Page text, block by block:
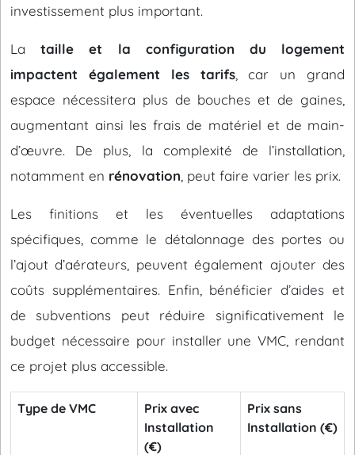
investissement plus important.
Lataille et la configuration du logement
impactent également les tarifs, car un grand
espace nécessitera plus de bouches et de gaines,
augmentant ainsi les frais de matériel et de main-
d’œuvre. De plus, la complexité de l’installation,
notamment en rénovation , peut faire varier les prix.
Les finitions et les éventuelles adaptations
spécifiques, comme le détalonnage des portes ou
l’ajout d’aérateurs, peuvent également ajouter des
coûts supplémentaires. Enfin, bénéficier d’aides et
de subventions peut réduire significativement le
budget nécessaire pour installer une VMC, rendant
ce projet plus accessible.
Type de VMC
Prix avec
Installation
(€)
Prix sans
Installation (€)